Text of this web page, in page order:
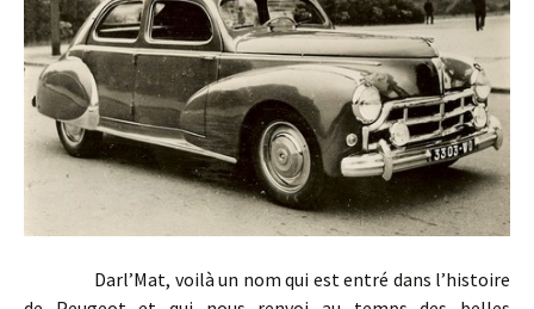
Darl’Mat, voilà un nom qui est entré dans l’histoire